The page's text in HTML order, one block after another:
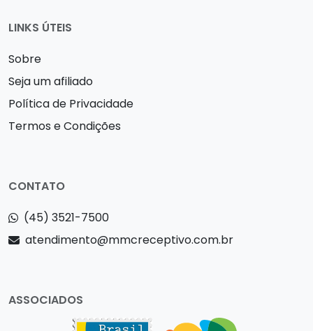
LINKS ÚTEIS
Sobre
Seja um afiliado
Política de Privacidade
Termos e Condições
CONTATO
(45) 3521-7500
atendimento@mmcreceptivo.com.br
ASSOCIADOS